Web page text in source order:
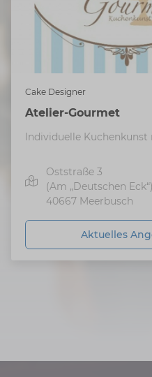
Cake Designer
Atelier-Gourmet
Individuelle
Oststraße 3
(Am „Deutschen
40667 Meerbusch
Aktuelles